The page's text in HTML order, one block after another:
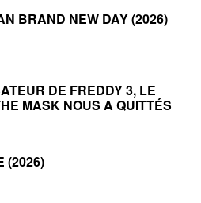
BRAND NEW DAY (2026)
DE FREDDY 3, LE
MASK NOUS A QUITTÉS
(2026)